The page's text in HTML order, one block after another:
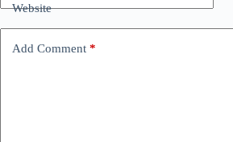
Website
Add Comment *